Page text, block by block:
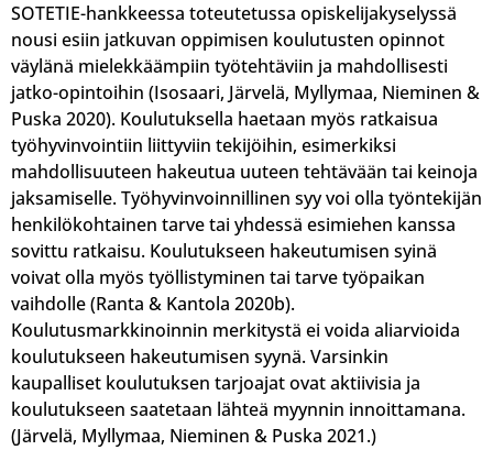
SOTETIE-hankkeessa toteutetussa opiskelijakyselyssä
nousi esiin jatkuvan oppimisen koulutusten opinnot
väylänä mielekkäämpiin työtehtäviin ja mahdollisesti
jatko-opintoihin (Isosaari, Järvelä, Myllymaa, Nieminen &
Puska 2020). Koulutuksella haetaan myös ratkaisua
työhyvinvointiin liittyviin tekijöihin, esimerkiksi
mahdollisuuteen hakeutua uuteen tehtävään tai keinoja
jaksamiselle. Työhyvinvoinnillinen syy voi olla työntekijän
henkilökohtainen tarve tai yhdessä esimiehen kanssa
sovittu ratkaisu. Koulutukseen hakeutumisen syinä
voivat olla myös työllistyminen tai tarve työpaikan
vaihdolle (Ranta & Kantola 2020b).
Koulutusmarkkinoinnin merkitystä ei voida aliarvioida
koulutukseen hakeutumisen syynä. Varsinkin
kaupalliset koulutuksen tarjoajat ovat aktiivisia ja
koulutukseen saatetaan lähteä myynnin innoittamana.
(Järvelä, Myllymaa, Nieminen & Puska 2021.)